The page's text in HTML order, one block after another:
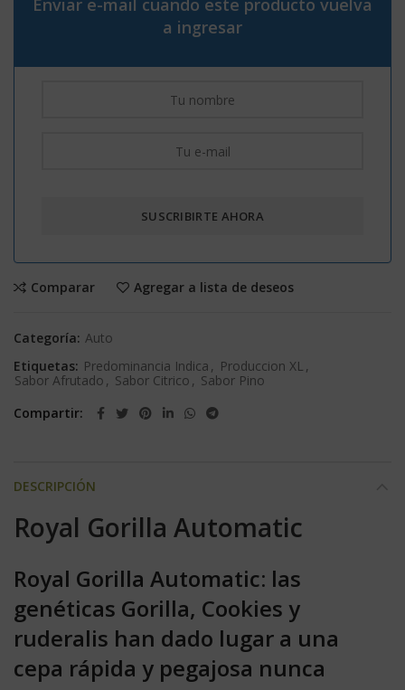
Enviar e-mail cuando este producto vuelva
a ingresar
Comparar Agregar a lista de deseos
Categoría: Auto
Etiquetas: Predominancia Indica , Produccion XL ,
Sabor Afrutado , Sabor Citrico , Sabor Pino
Compartir
DESCRIPCIÓN
Royal Gorilla Automatic
Royal Gorilla Automatic: las
genéticas Gorilla, Cookies y
ruderalis han dado lugar a una
cepa rápida y pegajosa nunca